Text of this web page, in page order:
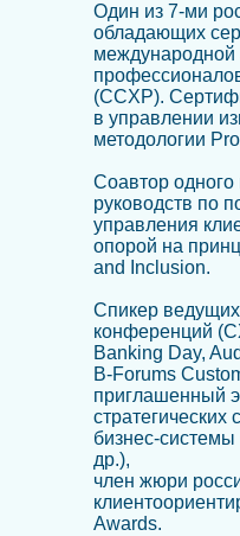
Один из 7-ми
обладающих
международной
(CCXP).
в управлении
методологии
Соавтор
руководств по
управления
опорой на
and Inclusion.
Спикер
конференций
Banking Day,
B-Forums
приглашенный
стратегических
бизнес-
др.),
член жюри
Awards.